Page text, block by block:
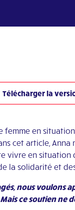
Télécharger la
femme en
cet article,
vivre en
la solidarité et
nous voulons
ce soutien